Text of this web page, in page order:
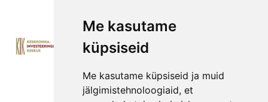
Me kasutame
küpsiseid
Me kasutame küpsiseid ja muid
jälgimistehnoloogiaid, et